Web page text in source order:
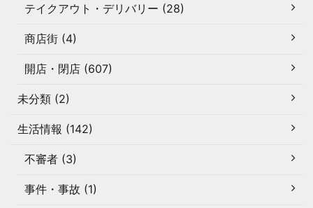
テイクアウト・デリバリー (28)
商店街 (4)
開店・閉店 (607)
未分類 (2)
生活情報 (142)
不審者 (3)
事件・事故 (1)